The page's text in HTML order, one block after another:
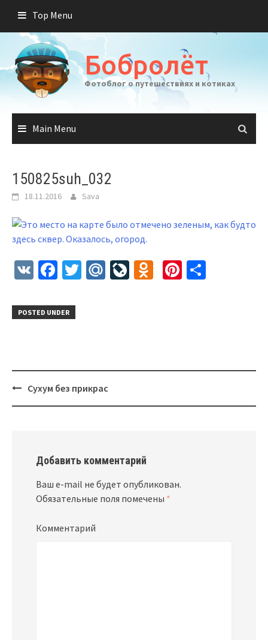
content
Top Menu
Бобролёт
Фотоблог о путешествиях и котиках
Main Menu
150825suh_032
18.11.2016 Sava
VK Facebook
TwitterMail.Ru
LiveJournal
Odnoklassniki
Pinterest
POSTED UNDER
Post
Сухум без прикрас
Добавить комментарий
Ваш e-mail не будет опубликован.
Обязательные поля помечены *
Комментарий